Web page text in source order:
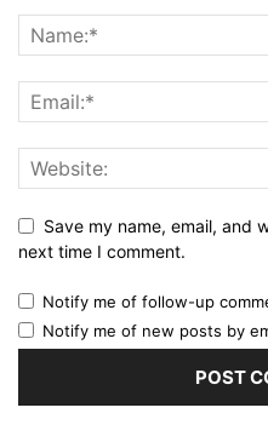
Save my name, email, and
next time I comment.
Notify me of follow-up
Notify me of new posts by